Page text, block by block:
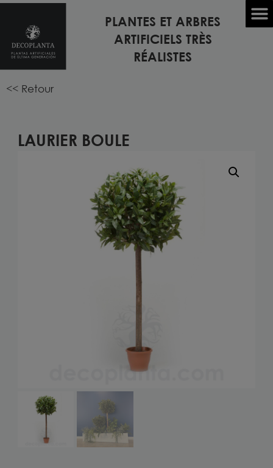
PLANTES ET ARBRES
ARTIFICIELS TRÈS
RÉALISTES
Accueil PLANTES ARTIFICIELLES/PLANTES D'INTÉRIEUR
ARTIFICIELLES
/ LAURIER BOULE
<< Retour
LAURIER BOULE